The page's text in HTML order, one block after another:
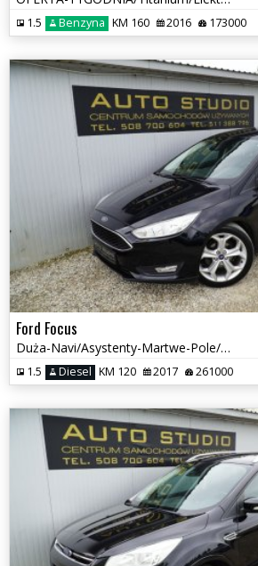
1.5 Benzyna KM 160 2016 173000
Ford Focus
Duża-Navi/Asystenty-Martwe-Pole/Grzane-Fotele+Kierownica/Full-Serwis
1.5 Diesel KM 120 2017 261000